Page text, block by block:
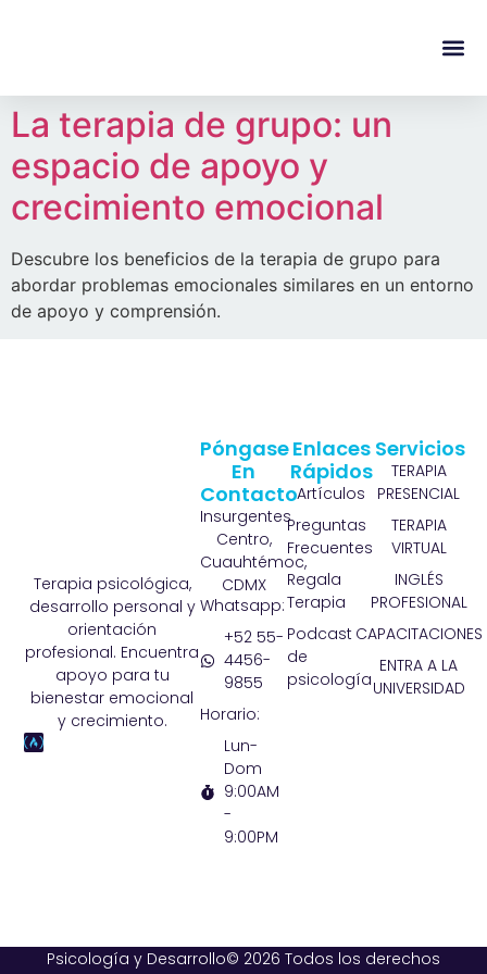
La terapia de grupo: un
espacio de apoyo y
crecimiento emocional
Descubre los beneficios de la terapia de grupo para
abordar problemas emocionales similares en un entorno
de apoyo y comprensión.
Terapia psicológica,
desarrollo personal y
orientación
profesional. Encuentra
apoyo para tu
bienestar emocional
y crecimiento.
Servicios
TERAPIA
PRESENCIAL
TERAPIA
VIRTUAL
INGLÉS
PROFESIONAL
CAPACITACIONES
ENTRA A LA
UNIVERSIDAD
Enlaces
Rápidos
Artículos
Preguntas
Frecuentes
Regala
Terapia
Podcast
de
psicología
Póngase
En
Contacto
Insurgentes
Centro,
Cuauhtémoc,
CDMX
Whatsapp:
+52 55-
4456-
9855
Horario:
Lun-
Dom
9:00AM
-
9:00PM
Psicología y Desarrollo© 2026 Todos los derechos